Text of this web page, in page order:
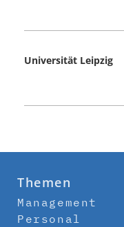
Universität Leipzig
Themen
Management
Personal